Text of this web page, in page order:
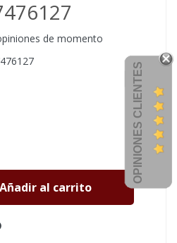
de momento
Añadir al carrito
OPINIONES CLIENTES